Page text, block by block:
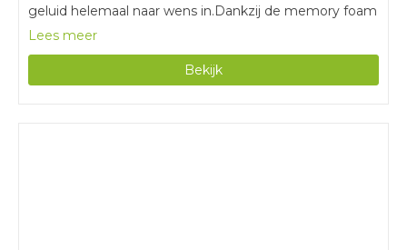
geluid helemaal naar wens in.Dankzij de memory foam
vormen de oorkussens zich helemaal naar je
headset heeft een usb A aansluiting in plaats van een
3,5 mm audiokabel.
Lees meer
Bekijk